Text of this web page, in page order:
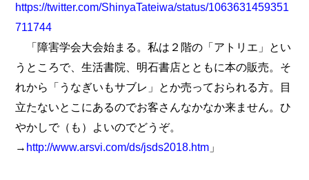
https://twitter.com/ShinyaTateiwa/status/1063631459351
711744
「障害学会大会始まる。私は２階の「アトリエ」とい
うところで、生活書院、明石書店とともに本の販売。そ
れから「うなぎいもサブレ」とか売っておられる方。目
立たないとこにあるのでお客さんなかなか来ません。ひ
やかしで（も）よいのでどうぞ。
→ http://www.arsvi.com/ds/jsds2018.htm 」